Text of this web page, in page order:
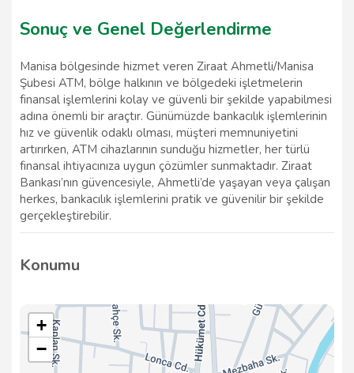
Sonuç ve Genel Değerlendirme
Manisa bölgesinde hizmet veren Ziraat Ahmetli/Manisa
Şubesi ATM, bölge halkının ve bölgedeki işletmelerin
finansal işlemlerini kolay ve güvenli bir şekilde yapabilmesi
adına önemli bir araçtır. Günümüzde bankacılık işlemlerinin
hız ve güvenlik odaklı olması, müşteri memnuniyetini
artırırken, ATM cihazlarının sunduğu hizmetler, her türlü
finansal ihtiyacınıza uygun çözümler sunmaktadır. Ziraat
Bankası’nın güvencesiyle, Ahmetli’de yaşayan veya çalışan
herkes, bankacılık işlemlerini pratik ve güvenilir bir şekilde
gerçekleştirebilir.
Konumu
+
−